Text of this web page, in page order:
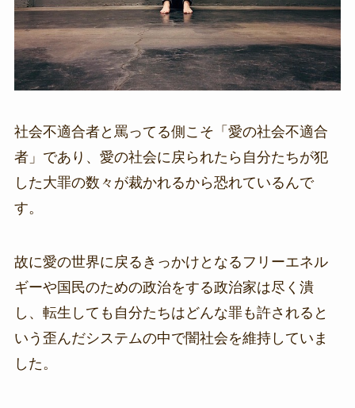
社会不適合者と罵ってる側こそ「愛の社会不適合
者」であり、愛の社会に戻られたら自分たちが犯
した大罪の数々が裁かれるから恐れているんで
す。
故に愛の世界に戻るきっかけとなるフリーエネル
ギーや国民のための政治をする政治家は尽く潰
し、転生しても自分たちはどんな罪も許されると
いう歪んだシステムの中で闇社会を維持していま
した。